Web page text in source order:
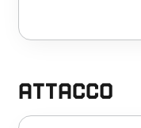
ATTACCO